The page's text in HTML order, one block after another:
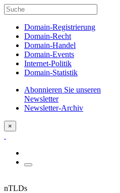
Domain-Registrierung
Domain-Recht
Domain-Handel
Domain-Events
Internet-Politik
Domain-Statistik
Abonnieren Sie unseren
Newsletter
Newsletter-Archiv
×
nTLDs